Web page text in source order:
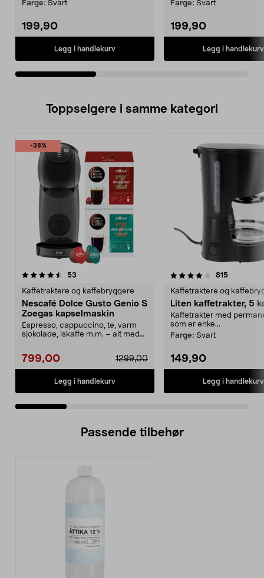
Farge: Svart
199,90
Legg i handlekurv
Farge: Svart
199,90
Legg i handlekurv
Toppselgere i samme kategori
-38%
53
Kaffetraktere og kaffebryggere
Nescafé Dolce Gusto Genio S
Zoegas kapselmaskin
Espresso, cappuccino, te, varm
sjokolade, iskaffe m.m. – alt med
799,00 1299,00
Legg i handlekurv
4.0 av 5 stjerner 815
Kaffetraktere og
Liten kaffetrakter, 5
Kaffetrakter med
som er enke...
Farge: Svart
149,90
Legg i handlekurv
4.5 av 5 stjerner
Passende tilbehør